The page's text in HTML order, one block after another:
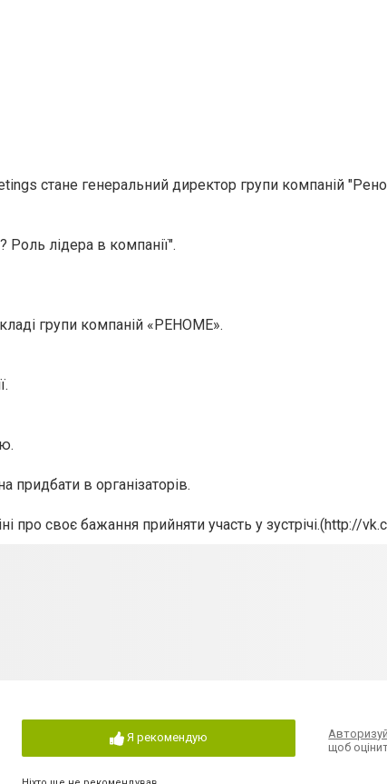
стане генеральний директор групи компаній
Роль лідера в компанії".
групи компаній «РЕНОМЕ».
в організаторів.
про своє бажання прийняти участь у зустрічі.(http://
Я рекомендую
щоб